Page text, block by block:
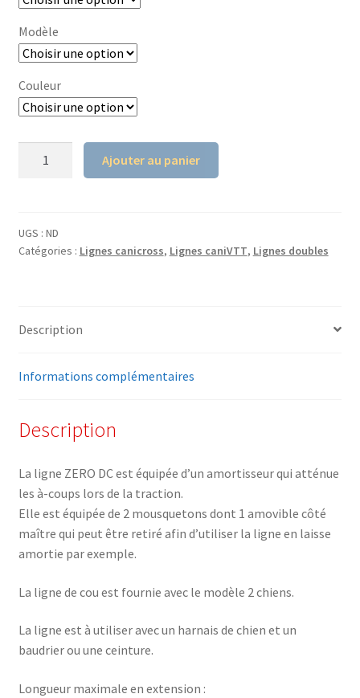
Modèle
Couleur
ZERO
DC
Ajouter au panier
UGS : ND
Catégories : Lignes canicross, Lignes caniVTT, Lignes doubles
Description
Informations complémentaires
Description
La ligne ZERO DC est équipée d’un amortisseur qui atténue
les à-coups lors de la traction.
Elle est équipée de 2 mousquetons dont 1 amovible côté
maître qui peut être retiré afin d’utiliser la ligne en laisse
amortie par exemple.
La ligne de cou est fournie avec le modèle 2 chiens.
La ligne est à utiliser avec un harnais de chien et un
baudrier ou une ceinture.
Longueur maximale en extension :